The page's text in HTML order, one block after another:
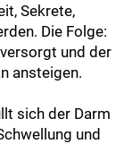
Sekrete,
Die Folge:
und der
ansteigen.
sich der Darm
und